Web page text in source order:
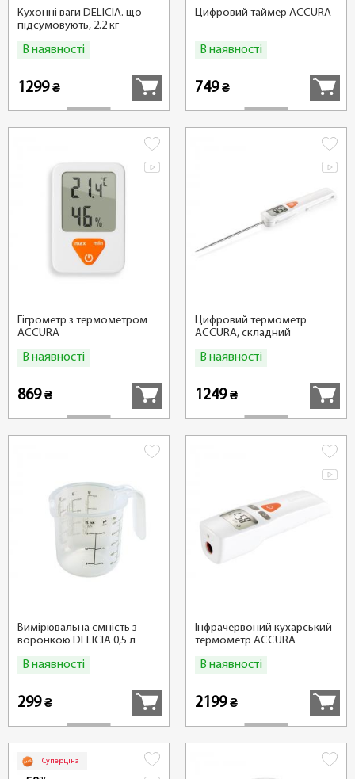
Кухонні ваги DELICIA. що
підсумовують, 2.2 кг
В наявності
1299₴
Цифровий таймер ACCURA
В наявності
749₴
Гігрометр з термометром
ACCURA
В наявності
869₴
Цифровий термометр
ACCURA, складний
В наявності
1249₴
Вимірювальна ємність з
воронкою DELICIA 0,5 л
В наявності
299₴
Інфрачервоний кухарський
термометр ACCURA
В наявності
2199₴
Суперціна